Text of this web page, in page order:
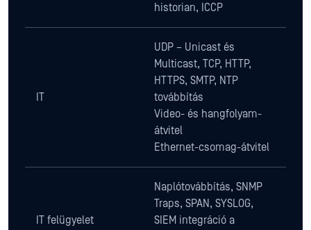
historian, ICCP
IT
UDP – Unicast és
Multicast, TCP, HTTP,
HTTPS, SMTP, NTP
továbbítás
Video- és hangfolyam-
átvitel
Ethernet-csomag-átvitel
IT felügyelet
Naplótovábbítás, SNMP
Traps, SPAN, SYSLOG,
SIEM integráció a